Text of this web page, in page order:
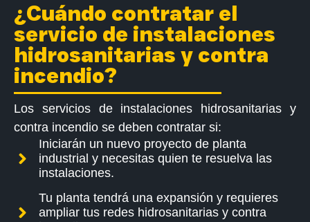
¿Cuándo contratar el
servicio de instalaciones
hidrosanitarias y contra
incendio?
Los servicios de instalaciones hidrosanitarias y
contra incendio se deben contratar si:
Iniciarán un nuevo proyecto de planta
industrial y necesitas quien te resuelva las
instalaciones.
Tu planta tendrá una expansión y requieres
ampliar tus redes hidrosanitarias y contra